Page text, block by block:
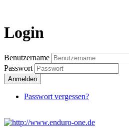
Login
Benutzername
Passwort
Anmelden
Passwort vergessen?